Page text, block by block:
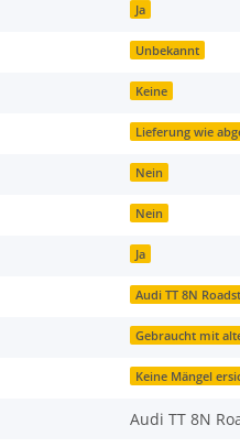
Ja
Unbekannt
Keine
Lieferung wie
Nein
Nein
Ja
Audi TT 8N
Gebraucht mit
Keine Mängel
Audi TT 8N